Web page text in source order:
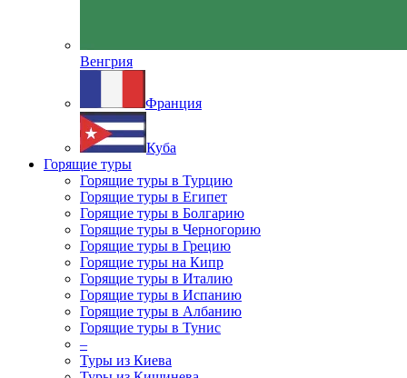
Венгрия
Франция
Куба
Горящие туры
Горящие туры в Турцию
Горящие туры в Египет
Горящие туры в Болгарию
Горящие туры в Черногорию
Горящие туры в Грецию
Горящие туры на Кипр
Горящие туры в Италию
Горящие туры в Испанию
Горящие туры в Албанию
Горящие туры в Тунис
–
Туры из Киева